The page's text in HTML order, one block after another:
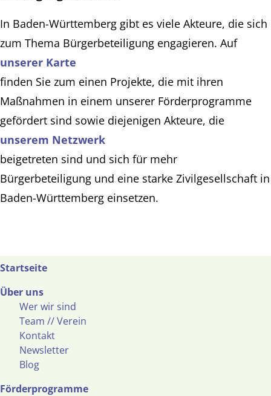
In Baden-Württemberg gibt es viele Akteure, die sich
zum Thema Bürgerbeteiligung engagieren. Auf
unserer Karte
finden Sie zum einen Projekte, die mit ihren
Maßnahmen in einem unserer Förderprogramme
gefördert sind sowie diejenigen Akteure, die
unserem Netzwerk
beigetreten sind und sich für mehr
Bürgerbeteiligung und eine starke Zivilgesellschaft in
Baden-Württemberg einsetzen.
Startseite
Über uns
Wer wir sind
Team // Verein
Kontakt
Newsletter
Blog
Förderprogramme